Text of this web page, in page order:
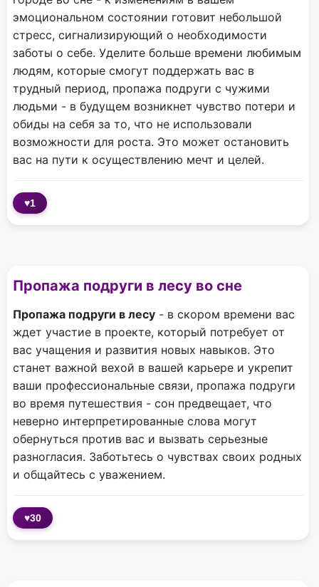
эмоциональном состоянии готовит небольшой
стресс, сигнализирующий о необходимости
заботы о себе. Уделите больше времени любимым
людям, которые смогут поддержать вас в
трудный период, пропажа подруги с чужими
людьми - в будущем возникнет чувство потери и
обиды на себя за то, что не использовали
возможности для роста. Это может остановить
вас на пути к осуществлению мечт и целей.
♥1
Пропажа подруги в лесу во сне
Пропажа подруги в лесу - в скором времени вас
ждет участие в проекте, который потребует от
вас учащения и развития новых навыков. Это
станет важной вехой в вашей карьере и укрепит
ваши профессиональные связи, пропажа подруги
во время путешествия - сон предвещает, что
неверно интерпретированные слова могут
обернуться против вас и вызвать серьезные
разногласия. Заботьтесь о чувствах своих родных
и общайтесь с уважением.
♥30